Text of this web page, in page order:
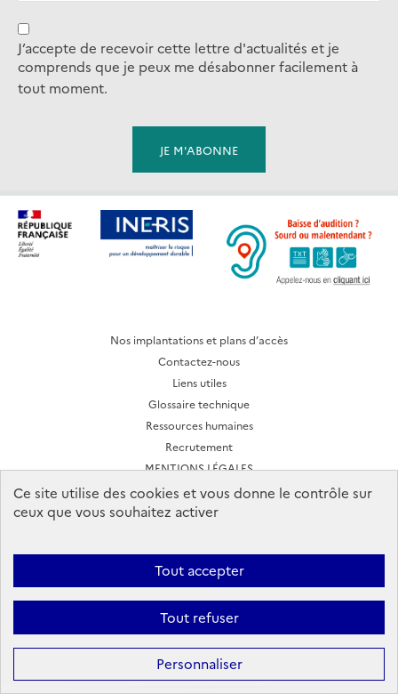
J’accepte de recevoir cette lettre d'actualités et je
comprends que je peux me désabonner facilement à
tout moment.
Nos implantations et plans d’accès
Contactez-nous
Liens utiles
Glossaire technique
Ressources humaines
Recrutement
MENTIONS LÉGALES
CONDITIONS D'UTILISATION
Archives des lettres d'actualité
Ineris 2026. Tous droits réservés.
Suivez-nous:
Ce site utilise des cookies et vous donne le contrôle sur
ceux que vous souhaitez activer
Tout accepter
Tout refuser
Personnaliser